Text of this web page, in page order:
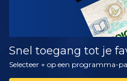
Snel toegang tot je
Selecteer + op een programma-